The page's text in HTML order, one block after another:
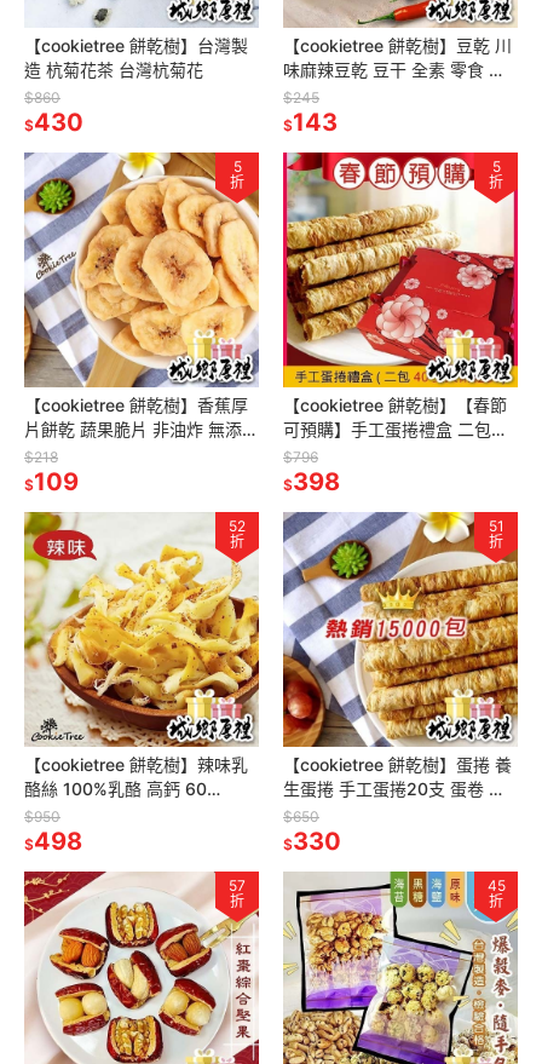
【cookietree 餅乾樹】台灣製
造 杭菊花茶 台灣杭菊花
$860
$430
【cookietree 餅乾樹】豆乾 川
味麻辣豆乾 豆干 全素 零食 豆
干零食 古早味 休閒零食
$245
$143
5
折
【cookietree 餅乾樹】香蕉厚
片餅乾 蔬果脆片 非油炸 無添加
天然 休閒零食
$218
$109
5
折
【cookietree 餅乾樹】【春節
可預購】手工蛋捲禮盒 二包入
附禮袋 芝麻 原味 黑糖 咖啡 低
糖少油 新鮮烘焙
$796
$398
52
折
【cookietree 餅乾樹】辣味乳
酪絲 100%乳酪 高鈣 60
克/150克 素食可
$950
$498
51
折
【cookietree 餅乾樹】蛋捲 養
生蛋捲 手工蛋捲20支 蛋卷 低
糖少油 芝麻 原味 黑糖 咖啡
$650
$330
57
折
45
折